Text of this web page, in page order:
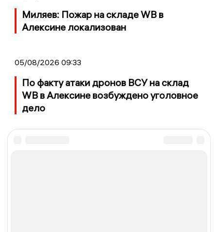
Миляев: Пожар на складе WB в
Алексине локализован
05/08/2026 09:33
По факту атаки дронов ВСУ на склад
WB в Алексине возбуждено уголовное
дело